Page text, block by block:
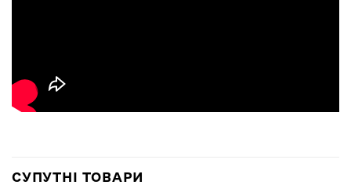
СУПУТНІ ТОВАРИ